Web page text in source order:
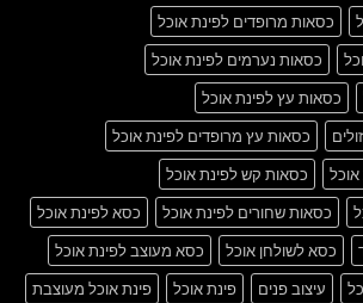
כסאות מרופדים לפינת אוכל
כסאות נערמים לפינת אוכל
כסאות עץ לפינת אוכל
כסאות עץ מרופדים לפינת אוכל
אוכל
כסאות קש לפינת אוכל
כסאות שחורים לפינת אוכל
כסא לפינת אוכל
כסא לשולחן אוכל
כסא מעוצב לפינת אוכל
עיצוב פנים פינת אוכל
פינת אוכל מעוצבת